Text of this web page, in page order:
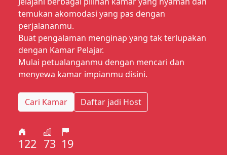
temukan akomodasi yang pas dengan
perjalananmu.
Buat pengalaman menginap yang tak terlupakan
dengan Kamar Pelajar.
Mulai petualanganmu dengan mencari dan
menyewa kamar impianmu disini.
Cari Kamar Daftar jadi Host
122 73 19